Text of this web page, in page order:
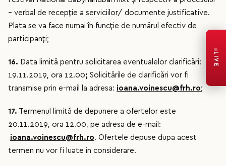
– verbal de recepţie a serviciilor/ documente justificative.
Plata se va face numai în funcţie de numărul efectiv de
participanţi;
16. Data limită pentru solicitarea eventualelor clarificări:
19.11.2019, ora 12.00; Solicitările de clarificări vor fi
transmise prin e-mail la adresa: ioana.voinescu@frh.ro;
17. Termenul limită de depunere a ofertelor este
20.11.2019, ora 12.00, pe adresa de e-mail:
ioana.voinescu@frh.ro. Ofertele depuse dupa acest
termen nu vor fi luate in considerare.
LIVE